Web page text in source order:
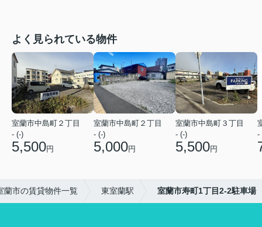
よく見られている物件
室蘭市中島町２丁目
- (-)
5,500円
室蘭市中島町２丁目
- (-)
5,000円
室蘭市中島町３丁目
- (-)
5,500円
-
蘭市の賃貸物件一覧 東室蘭駅 室蘭市寿町1丁目2-2駐車場